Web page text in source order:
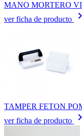
MANO MORTERO
ver ficha de producto
keyboard_arrow_right
TAMPER FETON
ver ficha de producto
keyboard_arrow_right